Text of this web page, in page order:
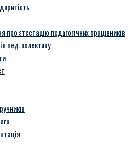
про атестацію педагогічних працівників
пед. колективу